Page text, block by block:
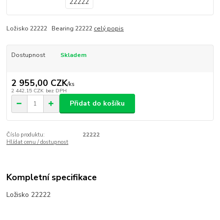
Ložisko 22222 Bearing 22222 celý popis
Dostupnost Skladem
2 955,00 CZK/ks
2 442,15 CZK bez DPH
Přidat do košíku
Číslo produktu:
22222
Hlídat cenu / dostupnost
Kompletní specifikace
Ložisko 22222